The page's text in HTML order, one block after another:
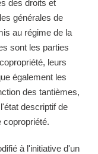
des droits et
générales de
au régime de la
sont les parties
leurs
également les
des tantièmes,
descriptif de
copropriété.
à l'initiative d'un